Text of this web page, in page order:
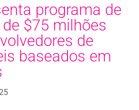
programa de
$75 milhões
de
baseados em